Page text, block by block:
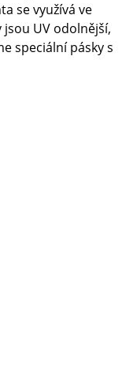
se využívá ve
UV odolnější,
speciální pásky s